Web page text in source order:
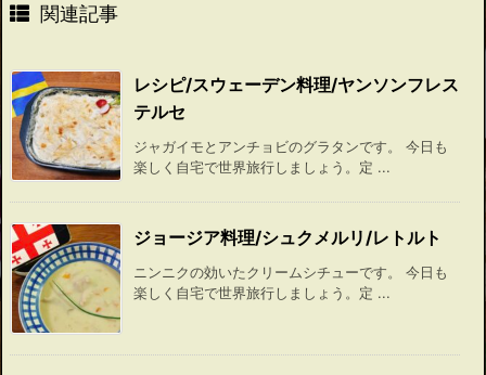
関連記事
レシピ/スウェーデン料理/ヤンソンフレス
テルセ
ジャガイモとアンチョビのグラタンです。 今日も
楽しく自宅で世界旅行しましょう。定 ...
ジョージア料理/シュクメルリ/レトルト
ニンニクの効いたクリームシチューです。 今日も
楽しく自宅で世界旅行しましょう。定 ...